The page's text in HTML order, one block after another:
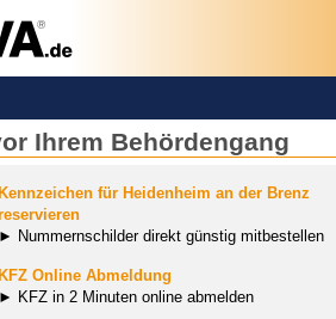
Ihrem Behördengang
Kennzeichen für Heidenheim an der Brenz
► Nummernschilder direkt günstig mitbestellen
KFZ Online Abmeldung
► KFZ in 2 Minuten online abmelden